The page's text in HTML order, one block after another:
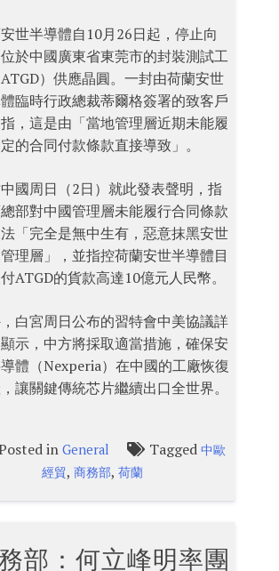
世半導體自10月26日起，停止向
於中國廣東省東莞市的封裝測試工
）供應晶圓。一封由荷蘭安世
臨時行政總裁蒂爾格簽署的致客戶
，這是由「當地管理層近期未能履
的合同付款條款直接導致」。
國周日（2日）就此發表聲明，指
部對中國管理層未能履行合同條款
「完全是無中生有，惡意抹黑安世
理層」，並指控荷蘭安世半導體目
ATGD的貨款高達10億元人民幣。
白宮周日公布的習特會中美協議詳
示，中方將採取適當措施，確保安
體（Nexperia）在中國的工廠恢復
讓關鍵傳統芯片繼續出口全世界。
in General Tagged 中歐
經貿,商務部,荷蘭
部：何立峰明率團